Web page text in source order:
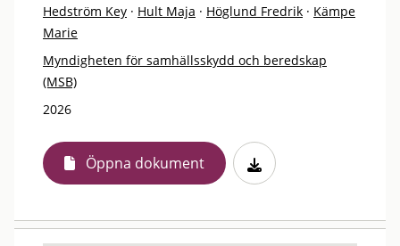
Hedström Key · Hult Maja · Höglund Fredrik · Kämpe
Marie
Myndigheten för samhällsskydd och beredskap
(MSB)
2026
Öppna dokument